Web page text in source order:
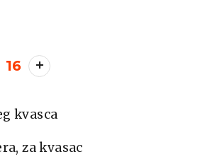
16
kvasca
za kvasac